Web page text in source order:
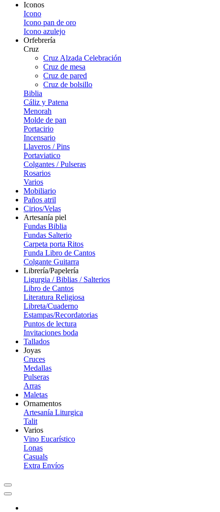
Iconos
Icono
Icono pan de oro
Icono azulejo
Orfebrería
Cruz
Cruz Alzada Celebración
Cruz de mesa
Cruz de pared
Cruz de bolsillo
Biblia
Cáliz y Patena
Menorah
Molde de pan
Portacirio
Incensario
Llaveros / Pins
Portaviatico
Colgantes / Pulseras
Rosarios
Varios
Mobiliario
Paños atril
Cirios/Velas
Artesanía piel
Fundas Biblia
Fundas Salterio
Carpeta porta Ritos
Funda Libro de Cantos
Colgante Guitarra
Librería/Papelería
Ligurgia / Biblias / Salterios
Libro de Cantos
Literatura Religiosa
Libreta/Cuaderno
Estampas/Recordatorias
Puntos de lectura
Invitaciones boda
Tallados
Joyas
Cruces
Medallas
Pulseras
Arras
Maletas
Ornamentos
Artesanía Liturgica
Talit
Varios
Vino Eucarístico
Lonas
Casuals
Extra Envíos